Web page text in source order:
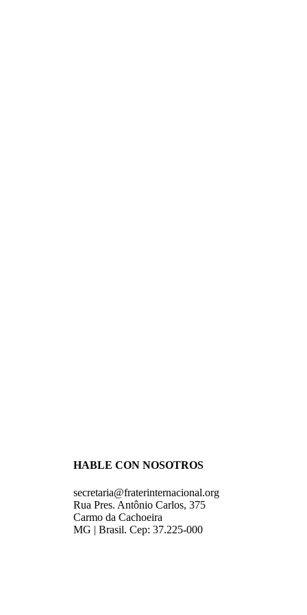
HABLE CON NOSOTROS
secretaria@fraterinternacional.org
Rua Pres. Antônio Carlos, 375
Carmo da Cachoeira
MG | Brasil. Cep: 37.225-000